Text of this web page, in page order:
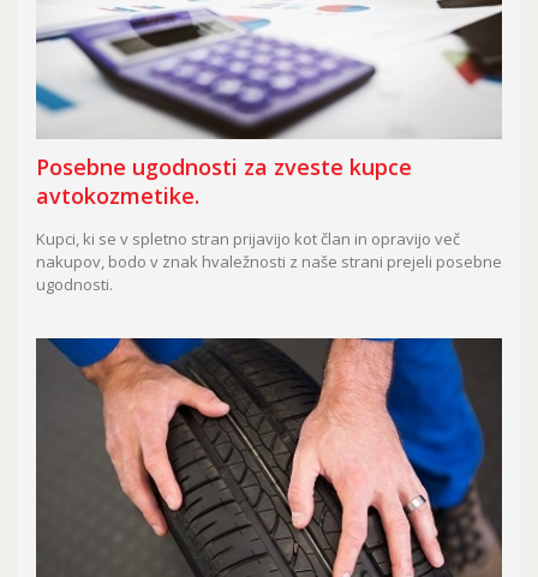
Posebne ugodnosti za zveste kupce
avtokozmetike.
Kupci, ki se v spletno stran prijavijo kot član in opravijo več
nakupov, bodo v znak hvaležnosti z naše strani prejeli posebne
ugodnosti.